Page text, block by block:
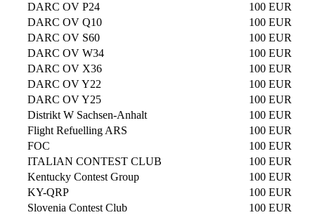
DARC OV P24
100 EUR
DARC OV Q10
100 EUR
DARC OV S60
100 EUR
DARC OV W34
100 EUR
DARC OV X36
100 EUR
DARC OV Y22
100 EUR
DARC OV Y25
100 EUR
Distrikt W Sachsen-Anhalt
100 EUR
Flight Refuelling ARS
100 EUR
FOC
100 EUR
ITALIAN CONTEST CLUB
100 EUR
Kentucky Contest Group
100 EUR
KY-QRP
100 EUR
Slovenia Contest Club
100 EUR